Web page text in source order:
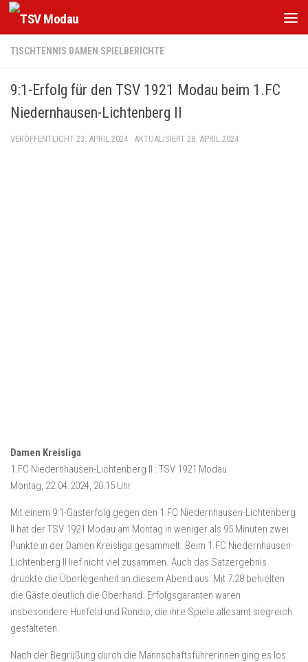
Zum Inhalt springen
TISCHTENNIS DAMEN SPIELBERICHTE
9:1-Erfolg für den TSV 1921 Modau beim 1.FC
Niedernhausen-Lichtenberg II
VERÖFFENTLICHT 23. APRIL 2024 · AKTUALISIERT 28. APRIL 2024
Damen Kreisliga
1.FC Niedernhausen-Lichtenberg II : TSV 1921 Modau
Montag, 22.04.2024, 20:15 Uhr
Mit einem 9:1-Gasterfolg gegen den 1.FC Niedernhausen-Lichtenberg
II hat der TSV 1921 Modau am Montag in weniger als 95 Minuten zwei
Punkte in der Damen Kreisliga gesammelt. Beim 1.FC Niedernhausen-
Lichtenberg II lief nicht viel zusammen. Auch das Satzergebnis
drückte die Überlegenheit an diesem Abend aus: Mit 7:28 behielten
die Gäste deutlich die Oberhand. Erfolgsgaranten waren
insbesondere Hunfeld und Rondio, die ihre Spiele allesamt siegreich
gestalteten.
Nach der Begrüßung durch die Mannschaftsführerinnen ging es los.